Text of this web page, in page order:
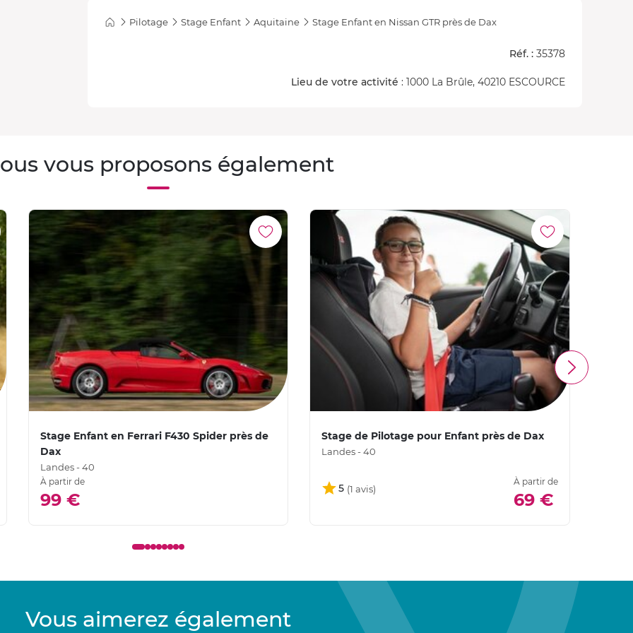
Pilotage Stage Enfant Aquitaine Stage Enfant en Nissan GTR près de Dax
Réf. : 35378
Lieu de votre activité : 1000 La Brûle, 40210 ESCOURCE
vous proposons également
Stage Enfant en Ferrari F430 Spider près de
Dax
Landes - 40
À partir de
99 €
Stage de Pilotage pour Enfant près de Dax
Landes - 40
5
À partir de
69 €
Vous aimerez également